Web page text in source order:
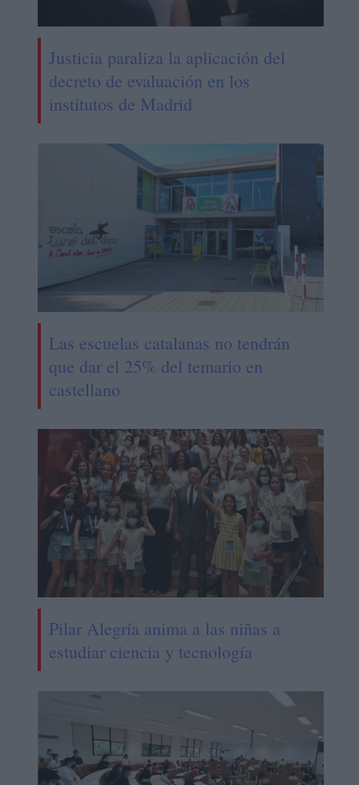
Justicia paraliza la aplicación del
decreto de evaluación en los
institutos de Madrid
Las escuelas catalanas no tendrán
que dar el 25% del temario en
castellano
Pilar Alegría anima a las niñas a
estudiar ciencia y tecnología